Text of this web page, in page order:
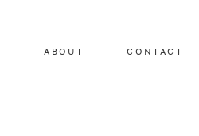
ABOUT CONTACT